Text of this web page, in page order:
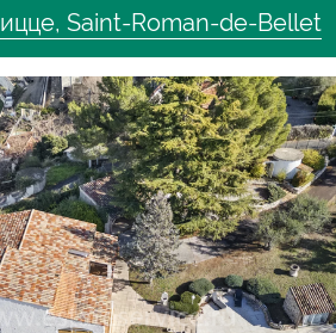
Saint-Roman-de-Bellet